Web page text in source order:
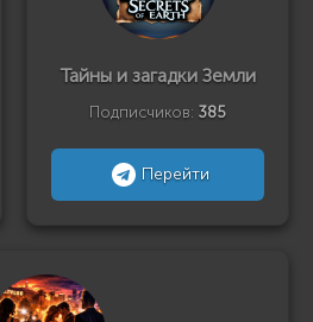
Тайны и загадки Земли
Подписчиков: 385
Перейти